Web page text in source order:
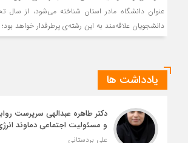
عنوان دانشگاه مادر استان شناخته می‌شود، از سال
دانشجویان علاقه‌مند به این رشته‌ی پرطرفدار خواهد بود؛
یادداشت ها
دکتر طاهره عبدالهی سرپرست
و مسئولیت اجتماعی دماوند
علی بردستانی